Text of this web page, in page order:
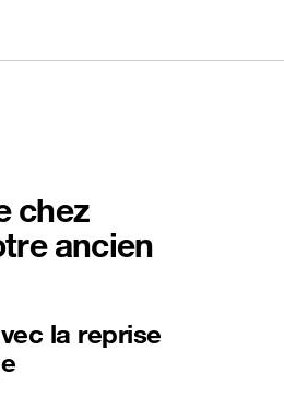
chez
ancien
la reprise